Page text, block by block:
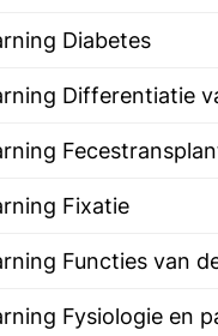
Diabetes
Differentiatie
Fixatie
Functies van
Fysiologie en